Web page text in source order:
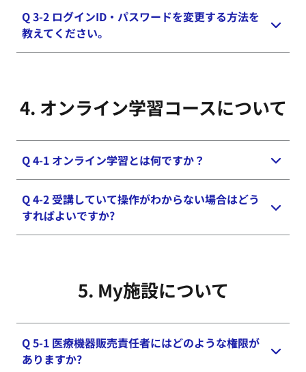
ログインIDはご登録されたメールアドレスになりま
す。
パスワードはログインページの「パスワードをお忘
Q 3-2 ログインID・パスワードを変更する方法を
教えてください。
4. オンライン学習コースに​ついて
Q 4-1 オンライン学習とは何ですか？
オンライン学習とはインターネットを利用した学習
形態です。弊社のオンライン学習はマルチデバイス
に対応しており、
客様のご都合に合わせていつでもどこでも学習する
ことが可能です。
Q 4-2 受講していて操作がわからない場合はどう
すればよいですか?
（0120-232-282 受付時間 9：00～17：30 （日・
5. My施設に​ついて
Q 5-1 医療機器販売責任者にはどのような権限が
ありますか?